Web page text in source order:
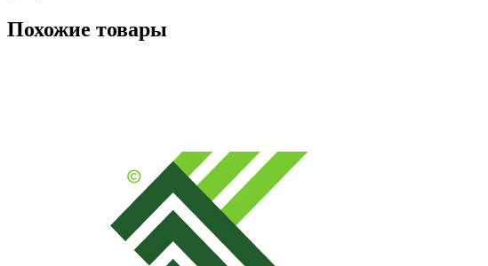
Похожие товары